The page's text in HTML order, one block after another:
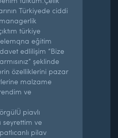
Türkiyede ciddi
türkiye
eğitim
edlilişim “Bize
şeklinde
özelliklerini pazar
malzame
ve
piavlı
ve
pilav